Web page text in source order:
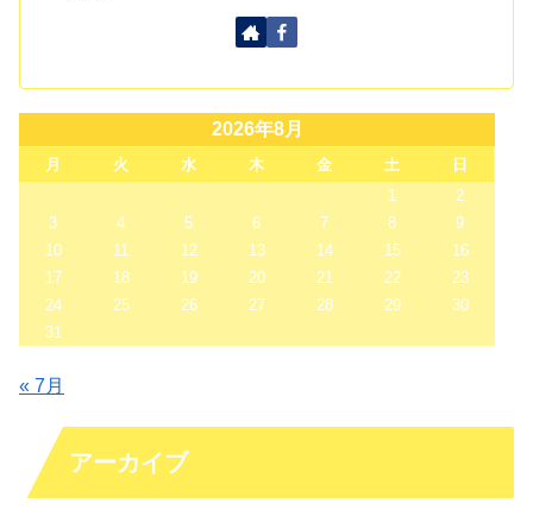
2026年8月
月 火 水 木 金 土
日
1
2
3
4 5 6 7 8
9
10
11 12 13 14 15
16
17
18 19 20 21 22
23
24
25 26 27 28 29
30
31
« 7月
アーカイブ